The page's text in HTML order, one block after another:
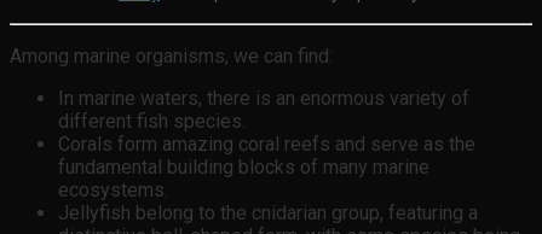
Among marine organisms, we can find:
In marine waters, there is an enormous variety of
different fish species.
Corals form amazing coral reefs and serve as the
fundamental building blocks of many marine
ecosystems.
Jellyfish belong to the cnidarian group, featuring a